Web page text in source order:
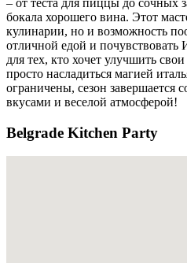
бокала хорошего вина. Этот
кулинарии, но и возможность
отличной едой и почувствовать
для тех, кто хочет улучшить
просто насладиться магией
ограничены, сезон завершается
вкусами и веселой атмосферой!
Belgrade Kitchen Party